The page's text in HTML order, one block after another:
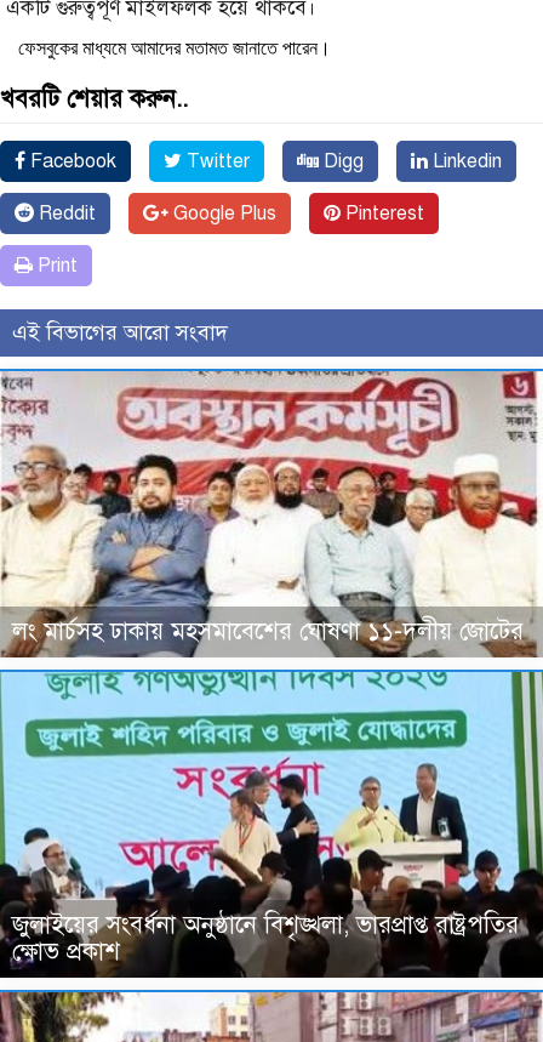
একটি গুরুত্বপূর্ণ মাইলফলক হয়ে থাকবে।
ফেসবুকের মাধ্যমে আমাদের মতামত জানাতে পারেন।
খবরটি শেয়ার করুন..
Facebook Twitter Digg Linkedin
Reddit Google Plus Pinterest
Print
এই বিভাগের আরো সংবাদ
লং মার্চসহ ঢাকায় মহসমাবেশের ঘোষণা ১১-দলীয় জোটের
জুলাইয়ের সংবর্ধনা অনুষ্ঠানে বিশৃঙ্খলা, ভারপ্রাপ্ত রাষ্ট্রপতির
ক্ষোভ প্রকাশ